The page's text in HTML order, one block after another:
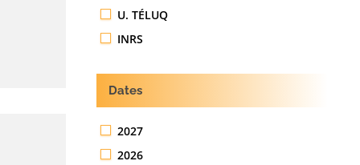
U. TÉLUQ
INRS
Dates
2027
2026